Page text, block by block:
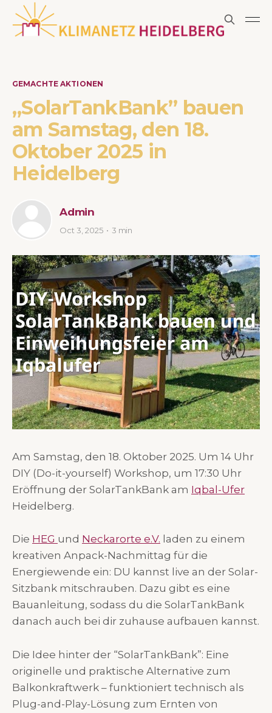
GEMACHTE AKTIONEN
„SolarTankBank” bauen
am Samstag, den 18.
Oktober 2025 in
Heidelberg
Admin
Oct 3, 2025 3 min
Am Samstag, den 18. Oktober 2025. Um 14 Uhr
DIY (Do-it-yourself) Workshop, um 17:30 Uhr
Eröffnung der SolarTankBank am Iqbal-Ufer
Heidelberg.
Die HEG und Neckarorte e.V. laden zu einem
kreativen Anpack-Nachmittag für die
Energiewende ein: DU kannst live an der Solar-
Sitzbank mitschrauben. Dazu gibt es eine
Bauanleitung, sodass du die SolarTankBank
danach auch bei dir zuhause aufbauen kannst.
Die Idee hinter der “SolarTankBank”: Eine
originelle und praktische Alternative zum
Balkonkraftwerk – funktioniert technisch als
Plug-and-Play-Lösung zum Ernten von